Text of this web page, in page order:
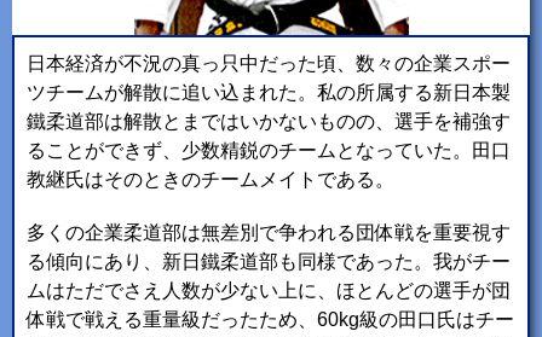
日本経済が不況の真っ只中だった頃、数々の企業スポー
ツチームが解散に追い込まれた。私の所属する新日本製
鐵柔道部は解散とまではいかないものの、選手を補強す
ることができず、少数精鋭のチームとなっていた。田口
教継氏はそのときのチームメイトである。
多くの企業柔道部は無差別で争われる団体戦を重要視す
る傾向にあり、新日鐵柔道部も同様であった。我がチー
ムはただでさえ人数が少ない上に、ほとんどの選手が団
体戦で戦える重量級だったため、60kg級の田口氏はチー